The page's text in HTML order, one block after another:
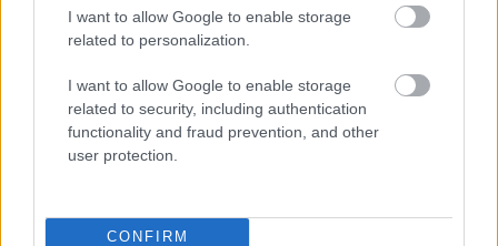
I want to allow Google to enable storage
related to personalization.
I want to allow Google to enable storage
related to security, including authentication
functionality and fraud prevention, and other
user protection.
CONFIRM
hoz döntést, valamint a diák és a nyugdíjas zsűri
és a közönség maga összesen tíz fesztiváldíjjal
jutalmazza az alkotásokat.
Fesztiválprogram a Hírös Agóra Otthon Moziban